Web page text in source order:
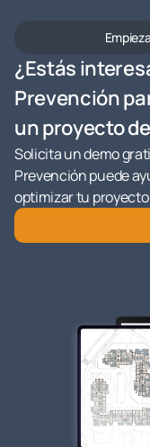
¿Estás
Prevención
un proyecto
Solicita un demo
Prevención puede
optimizar tu